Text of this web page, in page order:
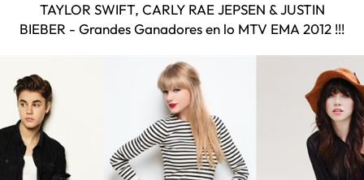
TAYLOR SWIFT, CARLY RAE JEPSEN & JUSTIN
BIEBER - Grandes Ganadores en lo MTV EMA 2012 !!!